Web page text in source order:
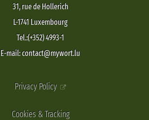
31, rue de Hollerich
L-1741 Luxembourg
Tel.:(+352) 4993-1
E-mail: contact@mywort.lu
Privacy Policy
Cookies & Tracking